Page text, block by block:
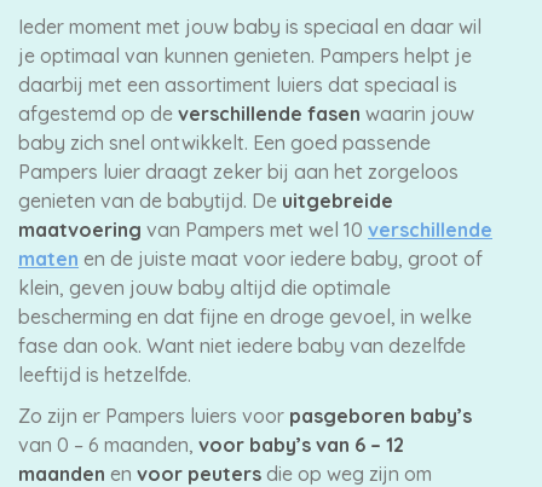
Ieder moment met jouw baby is speciaal en daar wil
je optimaal van kunnen genieten. Pampers helpt je
daarbij met een assortiment luiers dat speciaal is
afgestemd op de verschillende fasen waarin jouw
baby zich snel ontwikkelt. Een goed passende
Pampers luier draagt zeker bij aan het zorgeloos
genieten van de babytijd. De uitgebreide
maatvoering van Pampers met wel 10 verschillende
maten en de juiste maat voor iedere baby, groot of
klein, geven jouw baby altijd die optimale
bescherming en dat fijne en droge gevoel, in welke
fase dan ook. Want niet iedere baby van dezelfde
leeftijd is hetzelfde.
Zo zijn er Pampers luiers voor pasgeboren baby’s
van 0 – 6 maanden, voor baby’s van 6 – 12
maanden en voor peuters die op weg zijn om